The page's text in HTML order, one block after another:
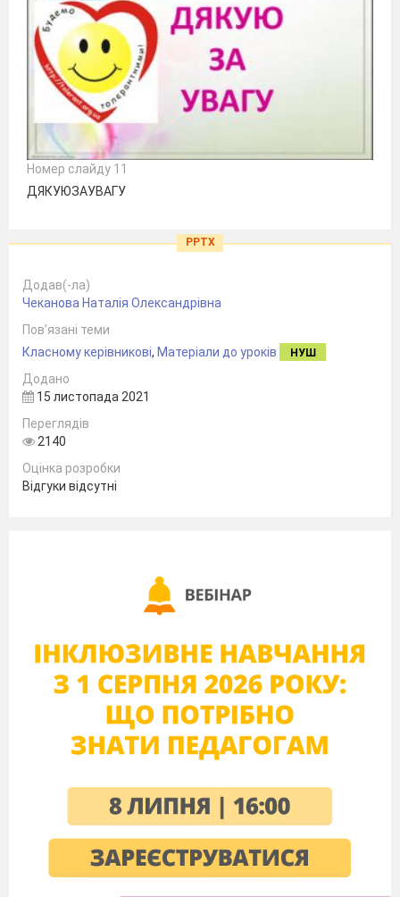
Номер слайду 11
ДЯКУЮЗАУВАГУ
PPTX
Додав(-ла)
Чеканова Наталія Олександрівна
Пов’язані теми
Класному керівникові, Матеріали до уроків НУШ
Додано
15 листопада 2021
Переглядів
2140
Оцінка розробки
Відгуки відсутні